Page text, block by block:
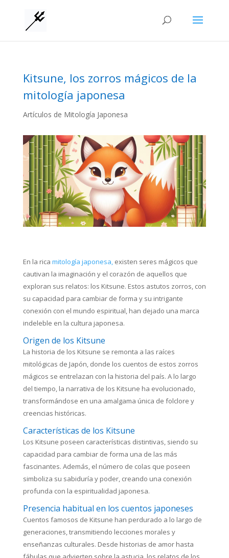
Kitsune, los zorros mágicos de la
mitología japonesa
Artículos de Mitología Japonesa
En la rica mitología japonesa,existen seres mágicos que
cautivan la imaginación y el corazón de aquellos que
exploran sus relatos: los Kitsune. Estos astutos zorros, con
su capacidad para cambiar de forma y su intrigante
conexión con el mundo espiritual, han dejado una marca
indeleble en la cultura japonesa.
Origen de los Kitsune
La historia de los Kitsune se remonta a las raíces
mitológicas de Japón, donde los cuentos de estos zorros
mágicos se entrelazan con la historia del país. A lo largo
del tiempo, la narrativa de los Kitsune ha evolucionado,
transformándose en una amalgama única de folclore y
creencias históricas.
Características de los Kitsune
Los Kitsune poseen características distintivas, siendo su
capacidad para cambiar de forma una de las más
fascinantes. Además, el número de colas que poseen
simboliza su sabiduría y poder, creando una conexión
profunda con la espiritualidad japonesa.
Presencia habitual en los cuentos japoneses
Cuentos famosos de Kitsune han perdurado a lo largo de
generaciones, transmitiendo lecciones morales y
enseñanzas culturales. Desde historias de amor hasta